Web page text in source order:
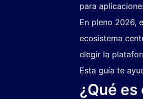
para
En pleno 2026,
ecosistema
elegir la
Esta guía te
¿Qué